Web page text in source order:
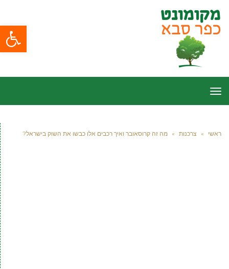
פתח
תפריט
ראשי » צרכנות » מה זה קרוסאובר ואיך רכבים אלו כבשו את השוק בישראל?